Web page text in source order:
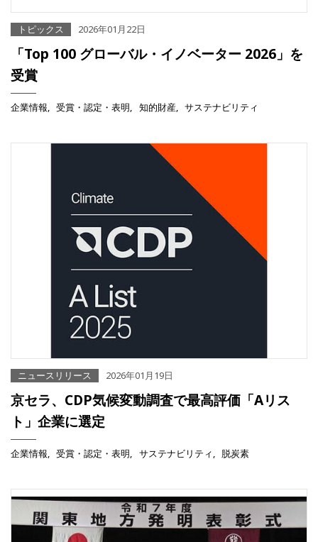
トピックス 2026年01月22日
「Top 100 グローバル・イノベーター 2026」を
受賞
企業情報 受賞・認定・表明 知的財産 サステナビリティ
ニュースリリース 2026年01月19日
京セラ、CDP気候変動調査で最高評価「Aリス
ト」企業に選定
企業情報 受賞・認定・表明 サステナビリティ 脱炭素